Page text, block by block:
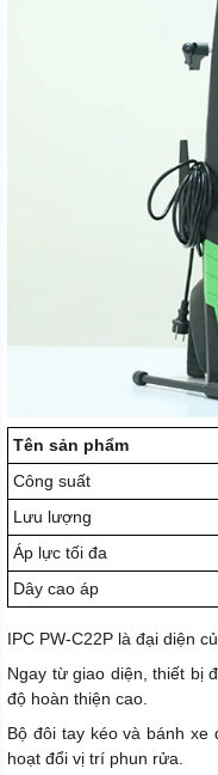
Tên sản phẩm
Công suất
Lưu lượng
Áp lực tối đa
Dây cao áp
IPC PW-C22P là đại diện
Ngay từ giao diện, thiết bị
độ hoàn thiện cao.
Bộ đôi tay kéo và bánh
hoạt đổi vị trí phun rửa.